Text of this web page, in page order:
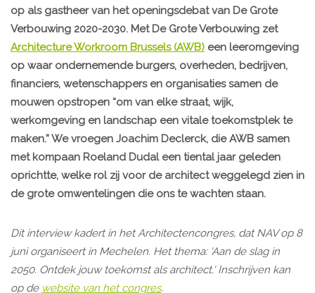
op als gastheer van het openingsdebat van De Grote
Verbouwing 2020-2030. Met De Grote Verbouwing zet
Architecture Workroom Brussels (AWB) een leeromgeving
op waar ondernemende burgers, overheden, bedrijven,
financiers, wetenschappers en organisaties samen de
mouwen opstropen “om van elke straat, wijk,
werkomgeving en landschap een vitale toekomstplek te
maken.” We vroegen Joachim Declerck, die AWB samen
met kompaan Roeland Dudal een tiental jaar geleden
oprichtte, welke rol zij voor de architect weggelegd zien in
de grote omwentelingen die ons te wachten staan.
Dit interview kadert in het Architectencongres, dat NAV op 8
juni organiseert in Mechelen. Het thema: 'Aan de slag in
2050. Ontdek jouw toekomst als architect.' Inschrijven kan
op de website van het congres.